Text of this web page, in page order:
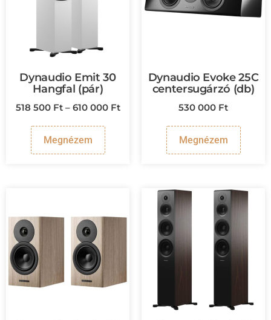
Dynaudio Emit 30
Hangfal (pár)
518 500 Ft – 610 000 Ft
Megnézem
Dynaudio Evoke 25C
centersugárzó (db)
530 000 Ft
Megnézem